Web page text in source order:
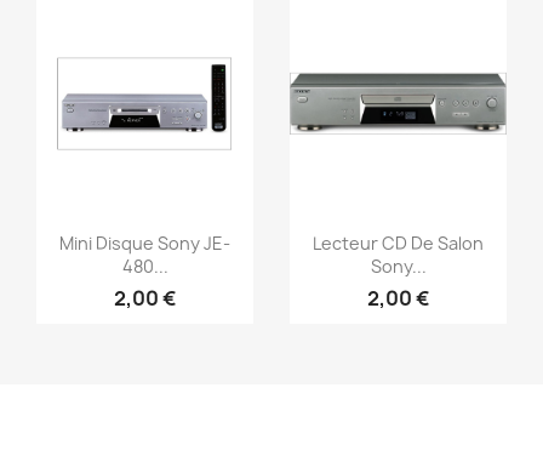
Vorschau
Mini Disque Sony JE-
480...
2,00 €
Vorschau
Lecteur CD De Salon
Sony...
2,00 €